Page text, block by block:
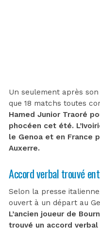
Un seulement après son
que 18 matchs toutes
Hamed Junior Traoré
phocéen cet été.
le Genoa et en France
Auxerre.
Accord verbal trouvé
Selon la presse
ouvert à un départ au
L’ancien joueur de
trouvé un accord